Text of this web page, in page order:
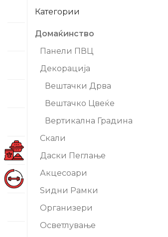
Категории
Домаќинство
Панели ПВЦ
Декорација
Вештачки Дрва
Вештачко Цвеќе
Вертикална Градина
Скали
Даски Пеглање
Акцесоари
Ѕидни Рамки
Организери
Осветлување